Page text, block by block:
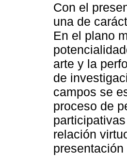
Con el
una de
En el plano
arte y la
de
campos se
proceso de
relación